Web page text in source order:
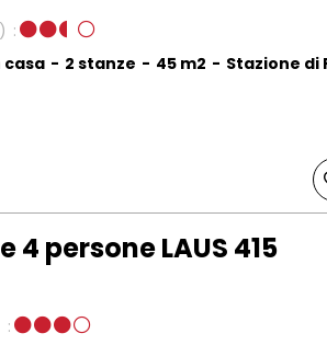
2 stanze 45 m2 Stazione di
4 persone LAUS 415